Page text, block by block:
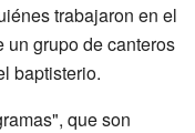
trabajaron en el
un grupo de canteros
baptisterio.
que son